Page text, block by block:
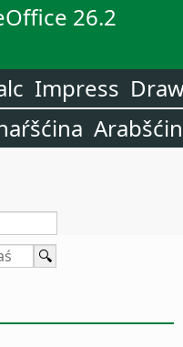
26.2
Impress